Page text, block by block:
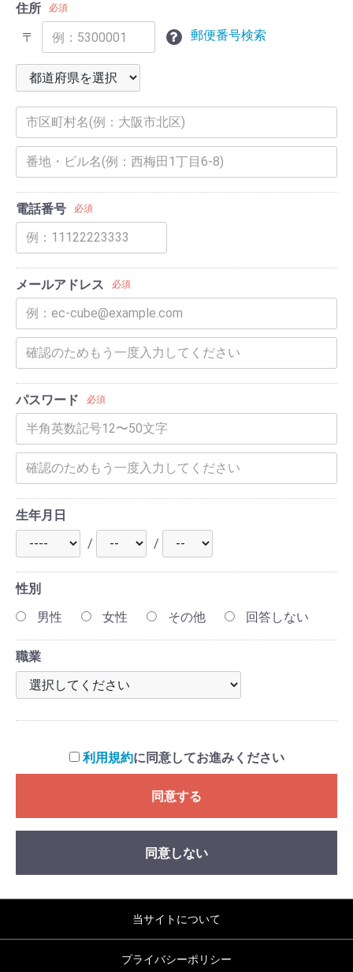
住所 必須
〒 郵便番号検索
電話番号 必須
メールアドレス 必須
パスワード 必須
生年月日
/
/
性別
男性
女性 その他 回答しない
職業
利用規約に同意してお進みください
同意する
同意しない
当サイトについて
プライバシーポリシー